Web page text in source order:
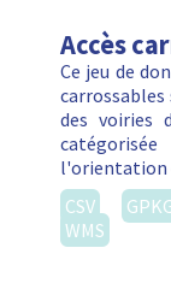
Accès
Ce jeu de
des voiries
l'orientation
CSV
WMS